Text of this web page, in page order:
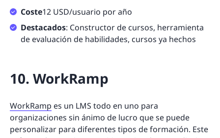
Coste12 USD/usuario por año
Destacados: Constructor de cursos, herramienta
de evaluación de habilidades, cursos ya hechos
10. WorkRamp
WorkRamp es un LMS todo en uno para
organizaciones sin ánimo de lucro que se puede
personalizar para diferentes tipos de formación. Este